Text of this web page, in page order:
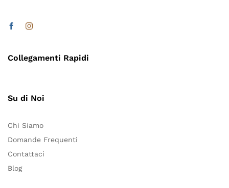
Collegamenti Rapidi
Su di Noi
Chi Siamo
Domande Frequenti
Contattaci
Blog